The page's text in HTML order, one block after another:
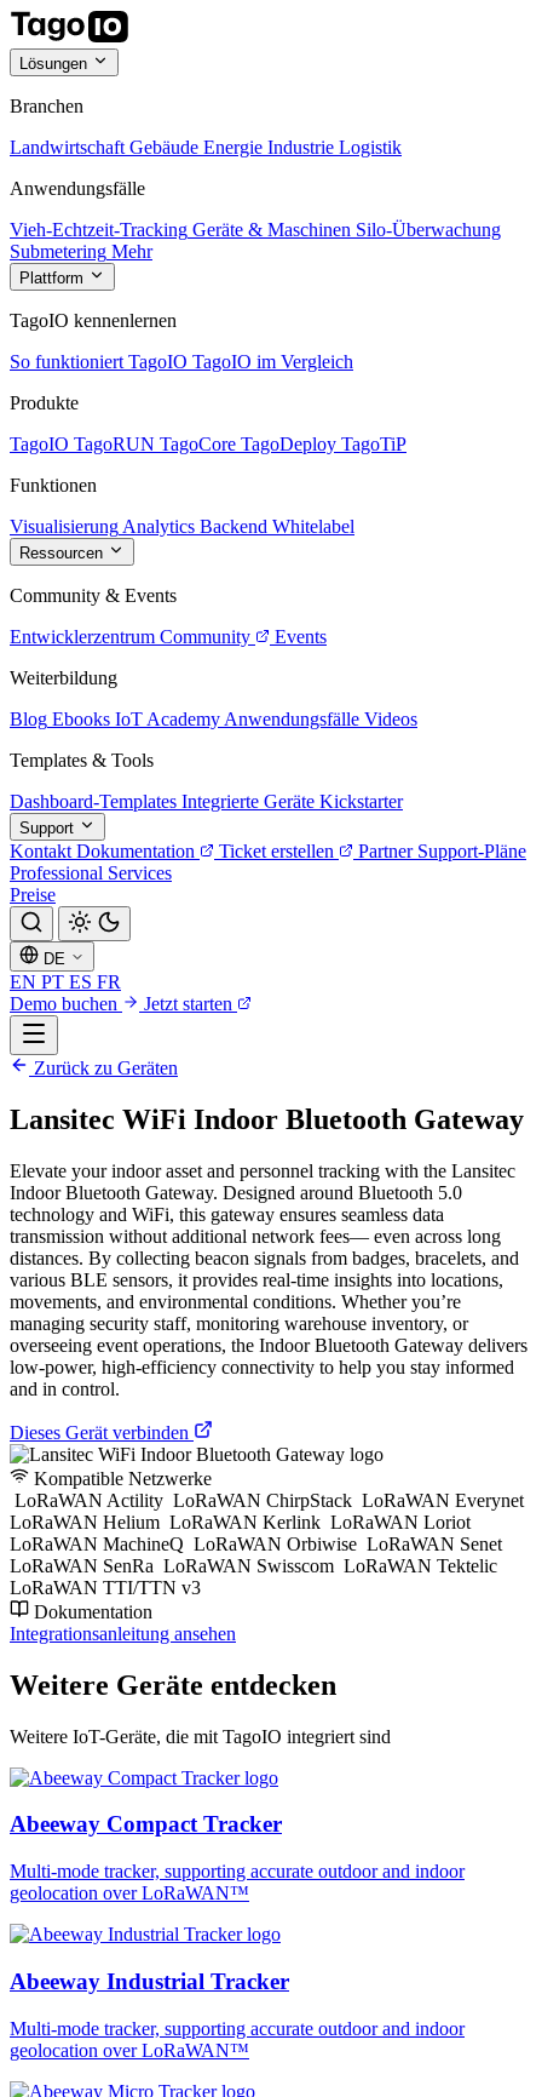
Lösungen
Branchen
Landwirtschaft Gebäude Energie Industrie Logistik
Anwendungsfälle
Vieh-Echtzeit-Tracking Geräte & Maschinen Silo-Überwachung
Submetering Mehr
Plattform
TagoIO kennenlernen
So funktioniert TagoIO TagoIO im Vergleich
Produkte
TagoIO TagoRUN TagoCore TagoDeploy TagoTiP
Funktionen
Visualisierung Analytics Backend Whitelabel
Ressourcen
Community & Events
Entwicklerzentrum Community
Events
Weiterbildung
Blog Ebooks IoT Academy Anwendungsfälle Videos
Templates & Tools
Dashboard-Templates Integrierte Geräte Kickstarter
Support
Kontakt Dokumentation Ticket erstellen Partner Support-Pläne
Professional Services
Preise
DE
EN PT ES FR
Demo buchen
Jetzt starten
Zurück zu Geräten
Lansitec WiFi Indoor Bluetooth Gateway
Elevate your indoor asset and personnel tracking with the Lansitec
Indoor Bluetooth Gateway. Designed around Bluetooth 5.0
technology and WiFi, this gateway ensures seamless data
transmission without additional network fees— even across long
distances. By collecting beacon signals from badges, bracelets, and
various BLE sensors, it provides real-time insights into locations,
movements, and environmental conditions. Whether you’re
managing security staff, monitoring warehouse inventory, or
overseeing event operations, the Indoor Bluetooth Gateway delivers
low-power, high-efficiency connectivity to help you stay informed
and in control.
Dieses Gerät verbinden
Kompatible Netzwerke
LoRaWAN Actility LoRaWAN ChirpStack LoRaWAN Everynet
LoRaWAN Helium LoRaWAN Kerlink LoRaWAN Loriot
LoRaWAN MachineQ LoRaWAN Orbiwise LoRaWAN Senet
LoRaWAN SenRa LoRaWAN Swisscom LoRaWAN Tektelic
LoRaWAN TTI/TTN v3
Dokumentation
Integrationsanleitung ansehen
Weitere Geräte entdecken
Weitere IoT-Geräte, die mit TagoIO integriert sind
Abeeway Compact Tracker
Multi-mode tracker, supporting accurate outdoor and indoor
geolocation over LoRaWAN™
Abeeway Industrial Tracker
Multi-mode tracker, supporting accurate outdoor and indoor
geolocation over LoRaWAN™